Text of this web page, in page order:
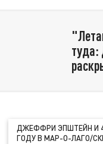
туда:
ДЖЕФФРИ ЭПШТЕЙН И
ГОДУ В МАР-О-ЛАГО/